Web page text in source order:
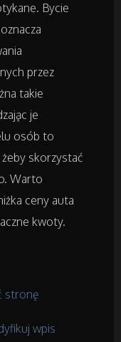
Bycie
przez
takie
je
osób to
skorzystać
Warto
ceny auta
kwoty.
stronę
wpis